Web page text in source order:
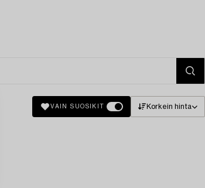
VAIN SUOSIKIT Korkein hinta